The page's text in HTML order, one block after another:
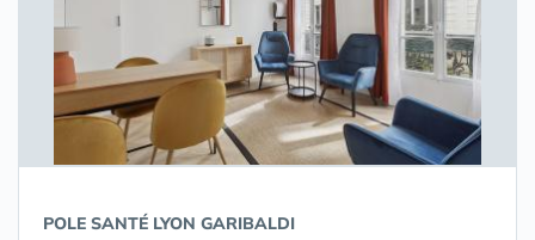
POLE SANTÉ LYON GARIBALDI